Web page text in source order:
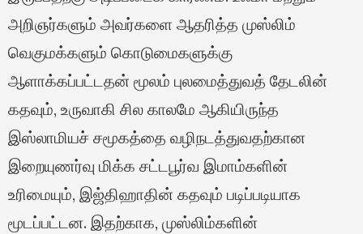
அறிஞர்களும் அவர்களை ஆதரித்த முஸ்லிம்
வெகுமக்களும் கொடுமைகளுக்கு
ஆளாக்கப்பட்டதன் மூலம் புலமைத்துவத் தேடலின்
கதவும், உருவாகி சில காலமே ஆகியிருந்த
இஸ்லாமியச் சமூகத்தை வழிநடத்துவதற்கான
இறையுணர்வு மிக்க சட்டபூர்வ இமாம்களின்
உரிமையும், இஜ்திஹாதின் கதவும் படிப்படியாக
மூடப்பட்டன. இதற்காக, முஸ்லிம்களின்